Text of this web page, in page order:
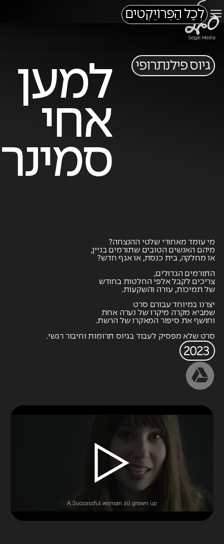
לְכָל הַפְּרוֹיֶקְטִים
גיוס פילנתרופי
למען
אחי
סמינר
2023
מי עומד מאחורי שלטי ההנצחה?
מיהם האנשים הטובים שתורמים בניין,
או מחלקה, בית כנסת, או אגף חדש?
התורמים הגדולים,
צריכים לקבל אלפי החלטות בחודש
של תמיכות, עזרה והשקעות.
יצרנו במיוחד עבורם סרט
שמביא מקרה מיקרו של נערה אחת
וחושף את סיפור המאקרו של הרשת.
סרט שלא מפסיק לעבוד בגיוס תרומות וחיבור רגשי.